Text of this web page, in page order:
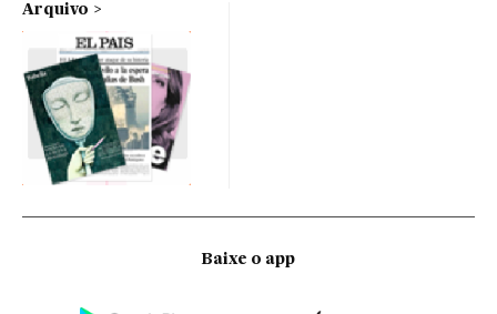
Arquivo
Baixe o app